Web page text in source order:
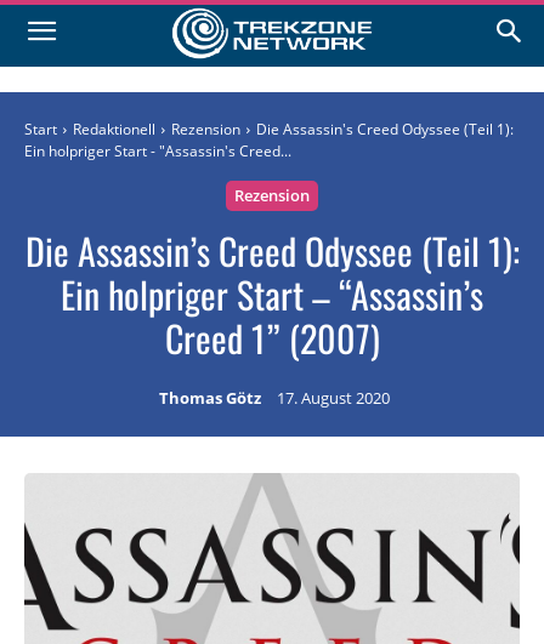
Start Redaktionell Rezension
Die Assassin's Creed Odyssee (Teil 1):
Ein holpriger Start - "Assassin's Creed...
Rezension
Die Assassin’s Creed Odyssee (Teil 1):
Ein holpriger Start – “Assassin’s
Creed 1” (2007)
Thomas Götz 17. August 2020